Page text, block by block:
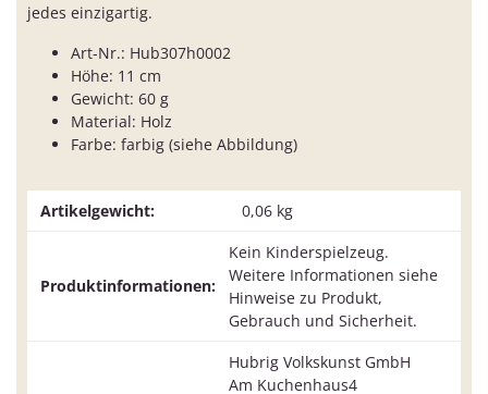
jedes einzigartig.
Art-Nr.: Hub307h0002
Höhe: 11 cm
Gewicht: 60 g
Material: Holz
Farbe: farbig (siehe Abbildung)
Artikelgewicht: 0,06 kg
Produktinformationen:
Kein Kinderspielzeug.
Weitere Informationen siehe
Hinweise zu Produkt,
Gebrauch und Sicherheit.
Hubrig Volkskunst GmbH
Am Kuchenhaus4